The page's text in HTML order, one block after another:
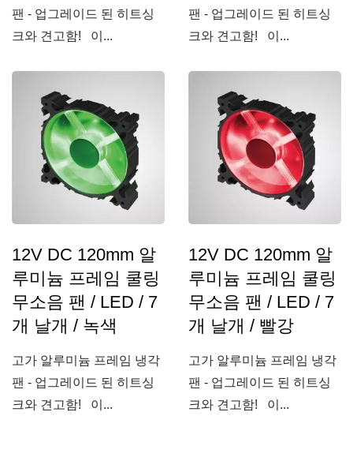
팬 - 업그레이드 된 히트싱
크와 견고함! 이...
팬 - 업그레이드 된 히트싱
크와 견고함! 이...
12V DC 120mm 알
루미늄 프레임 쿨링
무소음 팬 / LED / 7
개 날개 / 녹색
고가 알루미늄 프레임 냉각
팬 - 업그레이드 된 히트싱
크와 견고함! 이...
12V DC 120mm 알
루미늄 프레임 쿨링
무소음 팬 / LED / 7
개 날개 / 빨강
고가 알루미늄 프레임 냉각
팬 - 업그레이드 된 히트싱
크와 견고함! 이...